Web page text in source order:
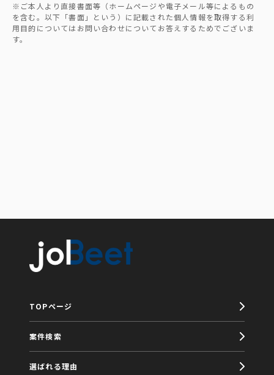
※ご本人より直接書面等（ホームページや電子メール等によるもの
を含む。以下「書面」という）に記載された個人情報を取得する利
用目的についてはお問い合わせについてお答えするためでございま
す。
TOPページ
案件検索
選ばれる理由